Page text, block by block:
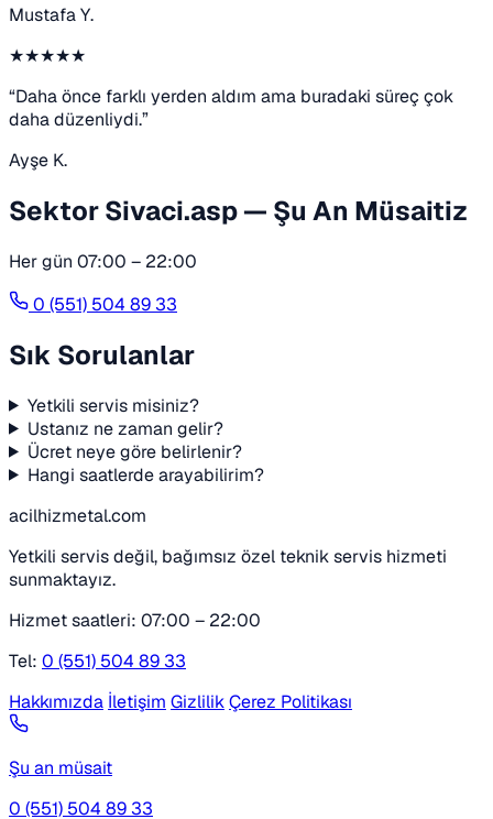
Mustafa Y.
★★★★★
“Daha önce farklı yerden aldım ama buradaki süreç çok
daha düzenliydi.”
Ayşe K.
Sektor Sivaci.asp — Şu An Müsaitiz
Her gün 07:00 – 22:00
0 (551) 504 89 33
Sık Sorulanlar
Yetkili servis misiniz?
Ustanız ne zaman gelir?
Ücret neye göre belirlenir?
Hangi saatlerde arayabilirim?
acilhizmetal.com
Yetkili servis değil, bağımsız özel teknik servis hizmeti
sunmaktayız.
Hizmet saatleri: 07:00 – 22:00
Tel: 0 (551) 504 89 33
Hakkımızda İletişim GizlilikÇerez Politikası
Şu an müsait
0 (551) 504 89 33